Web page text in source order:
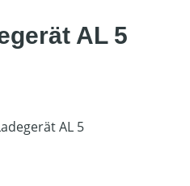
AL 5